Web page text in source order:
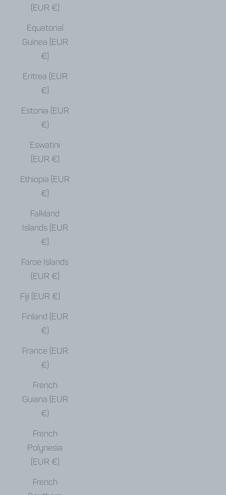
(EUR €)
Equatorial
Guinea (EUR
€)
Eritrea (EUR
€)
Estonia (EUR
€)
Eswatini
(EUR €)
Ethiopia (EUR
€)
Falkland
Islands (EUR
€)
Faroe Islands
(EUR €)
Fiji (EUR €)
Finland (EUR
€)
France (EUR
€)
French
Guiana (EUR
€)
French
Polynesia
(EUR €)
French